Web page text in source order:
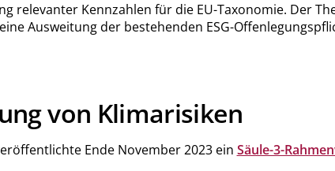
relevanter Kennzahlen für die EU-Taxonomie.
Ausweitung der bestehenden ESG-
von Klimarisiken
Ende November 2023 ein Säule-3-